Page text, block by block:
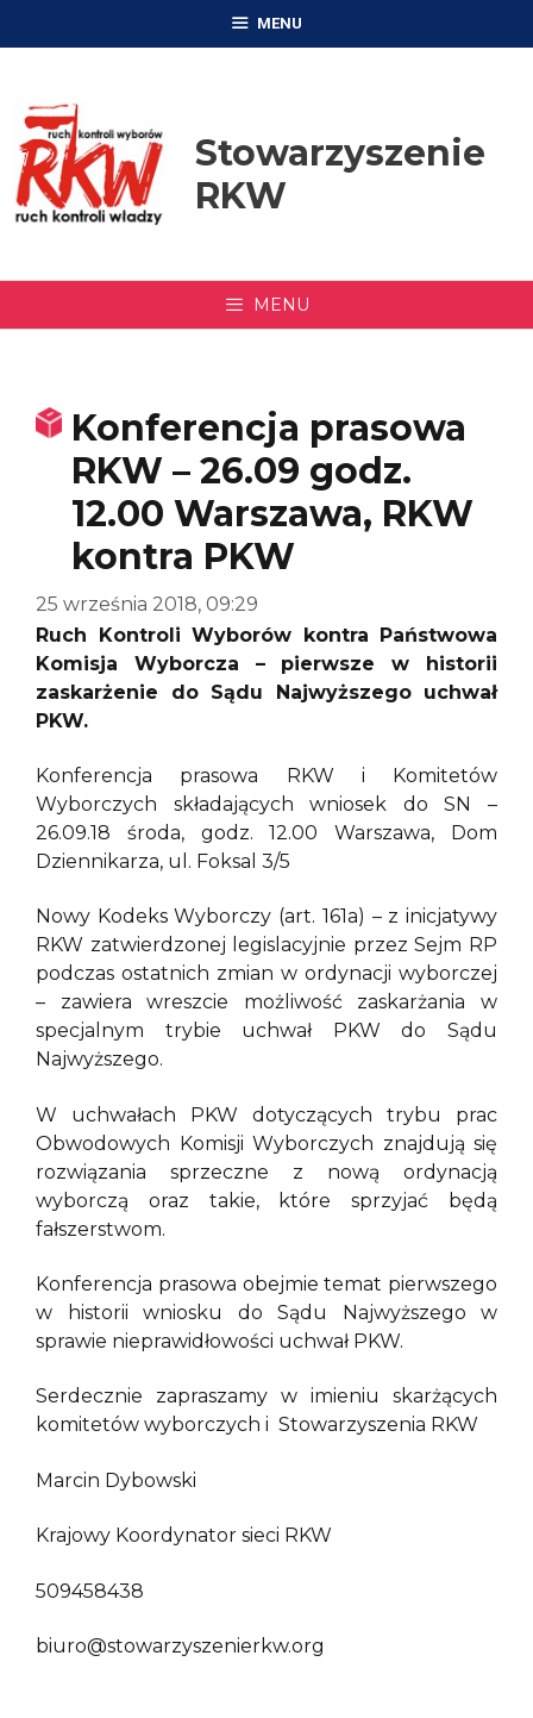
MENU
Stowarzyszenie
RKW
MENU
Konferencja prasowa
RKW – 26.09 godz.
12.00 Warszawa, RKW
kontra PKW
25 września 2018, 09:29
Ruch Kontroli Wyborów kontra Państwowa
Komisja Wyborcza – pierwsze w historii
zaskarżenie do Sądu Najwyższego uchwał
PKW.
Konferencja prasowa RKW i Komitetów
Wyborczych składających wniosek do SN –
26.09.18 środa, godz. 12.00 Warszawa, Dom
Dziennikarza, ul. Foksal 3/5
Nowy Kodeks Wyborczy (art. 161a) – z inicjatywy
RKW zatwierdzonej legislacyjnie przez Sejm RP
podczas ostatnich zmian w ordynacji wyborczej
– zawiera wreszcie możliwość zaskarżania w
specjalnym trybie uchwał PKW do Sądu
Najwyższego.
W uchwałach PKW dotyczących trybu prac
Obwodowych Komisji Wyborczych znajdują się
rozwiązania sprzeczne z nową ordynacją
wyborczą oraz takie, które sprzyjać będą
fałszerstwom.
Konferencja prasowa obejmie temat pierwszego
w historii wniosku do Sądu Najwyższego w
sprawie nieprawidłowości uchwał PKW.
Serdecznie zapraszamy w imieniu skarżących
komitetów wyborczych i Stowarzyszenia RKW
Marcin Dybowski
Krajowy Koordynator sieci RKW
509458438
biuro@stowarzyszenierkw.org